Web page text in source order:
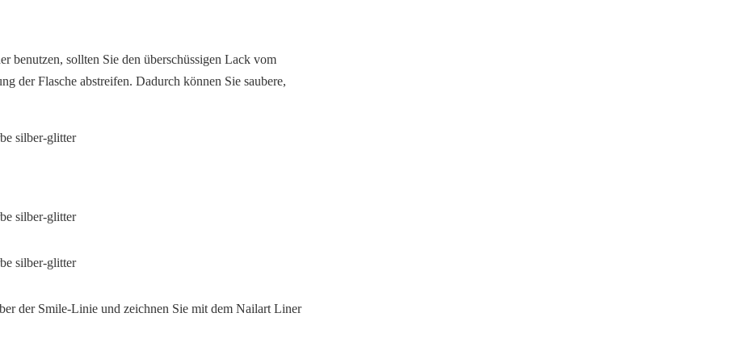
benutzen, sollten Sie den überschüssigen Lack vom
der Flasche abstreifen. Dadurch können Sie saubere,
der Smile-Linie und zeichnen Sie mit dem Nailart Liner